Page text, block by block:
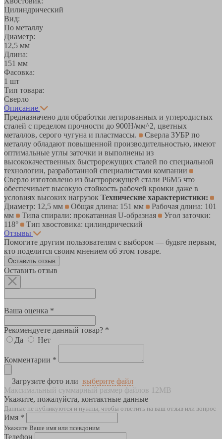
Цилиндрический
Вид:
По металлу
Диаметр:
12,5 мм
Длина:
151 мм
Фасовка:
1 шт
Тип товара:
Сверло
Описание
Предназначено для обработки легированных и углеродистых
сталей с пределом прочности до 900Н/мм^2, цветных
металлов, серого чугуна и пластмассы.
Сверла ЗУБР по
металлу обладают повышенной производительностью, имеют
оптимальные углы заточки и выполнены из
высококачественных быстрорежущих сталей по специальной
технологии, разработанной специалистами компании
Сверло изготовлено из быстрорежущей стали Р6М5 что
обеспечивает высокую стойкость рабочей кромки даже в
условиях высоких нагрузок Технические характеристики:
Диаметр: 12,5 мм
Общая длина: 151 мм
Рабочая длина: 101
мм
Типа спирали: прокатанная U-образная
Угол заточки:
118°
Тип хвостовика: цилиндрический
Отзывы
Помогите другим пользователям с выбором — будьте первым,
кто поделится своим мнением об этом товаре.
Оставить отзыв
Оставить отзыв
Ваша оценка *
Рекомендуете данный товар? *
Да
Нет
Комментарии *
Загрузите фото или выберите файл
Максимальный суммарный размер файлов 12MB
Укажите, пожалуйста, контактные данные
Данные не публикуются и нужны, чтобы ответить на ваш отзыв или вопрос
Имя *
Укажите Ваше имя или псевдоним
Телефон